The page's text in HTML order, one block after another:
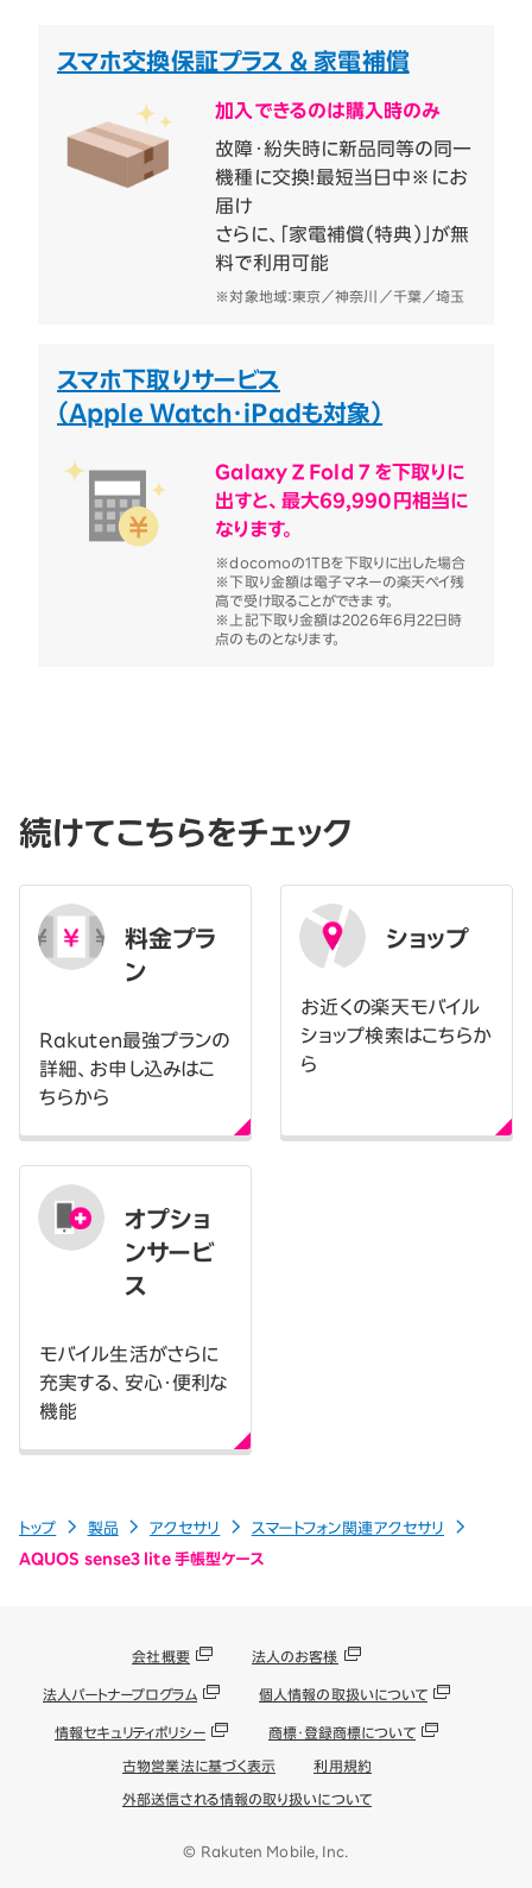
スマホ交換保証プラス & 家電補償
加入できるのは購入時のみ
故障・紛失時に新品同等の同一
機種に交換！最短当日中※にお
届け
さらに、「家電補償（特典）」が無
料で利用可能
※対象地域：東京／神奈川／千葉／埼玉
スマホ下取りサービス
（Apple Watch・iPadも対象）
Galaxy Z Fold 7 を下取りに
出すと、最大69,990円相当に
なります。
※docomoの1TBを下取りに出した場合
※下取り金額は電子マネーの楽天ペイ残
高で受け取ることができます。
※上記下取り金額は2026年6月22日時
点のものとなります。
続けてこちらをチェック
料金プラ
ン
Rakuten最強プランの
詳細、お申し込みはこ
ちらから
ショップ
お近くの楽天モバイル
ショップ検索はこちらか
ら
オプショ
ンサービ
ス
モバイル生活がさらに
充実する、安心・便利な
機能
トップ 製品 アクセサリ
スマートフォン関連アクセサリ
AQUOS sense3 lite 手帳型ケース
会社概要 法人のお客様
法人パートナープログラム 個人情報の取扱いについて
情報セキュリティポリシー 商標・登録商標について
古物営業法に基づく表示 利用規約
外部送信される情報の取り扱いについて
© Rakuten Mobile, Inc.